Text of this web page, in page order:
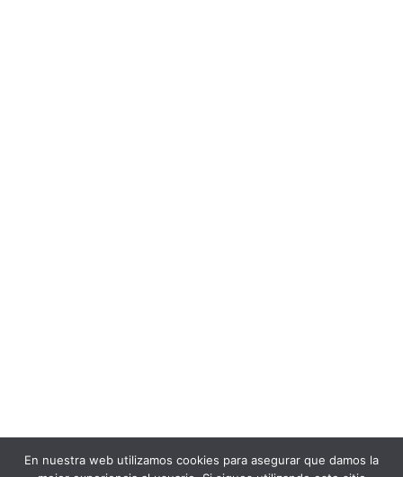
En nuestra web utilizamos cookies para asegurar que damos la